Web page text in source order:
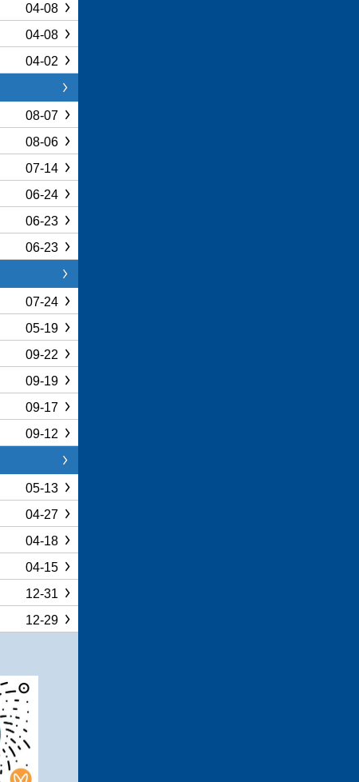
04-08
04-08
04-02
08-07
08-06
07-14
06-24
06-23
06-23
07-24
05-19
09-22
09-19
09-17
09-12
05-13
04-27
04-18
04-15
12-31
12-29